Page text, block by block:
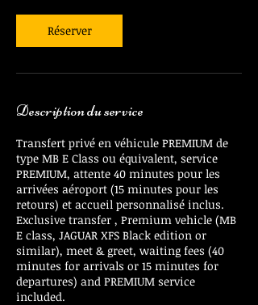
Réserver
Description du service
Transfert privé en véhicule PREMIUM de
type MB E Class ou équivalent, service
PREMIUM, attente 40 minutes pour les
arrivées aéroport (15 minutes pour les
retours) et accueil personnalisé inclus.
Exclusive transfer , Premium vehicle (MB
E class, JAGUAR XFS Black edition or
similar), meet & greet, waiting fees (40
minutes for arrivals or 15 minutes for
departures) and PREMIUM service
included.